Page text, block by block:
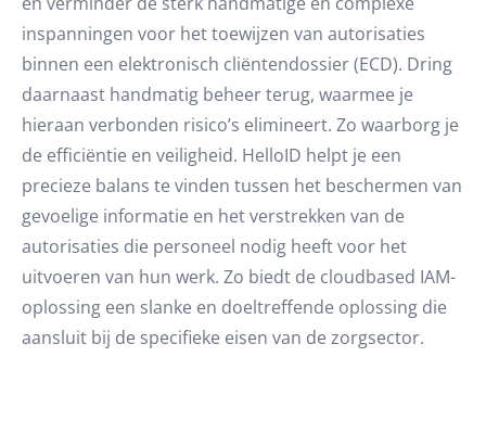
inspanningen voor het toewijzen van autorisaties
binnen een elektronisch cliëntendossier (ECD). Dring
daarnaast handmatig beheer terug, waarmee je
hieraan verbonden risico’s elimineert. Zo waarborg je
de efficiëntie en veiligheid. HelloID helpt je een
precieze balans te vinden tussen het beschermen van
gevoelige informatie en het verstrekken van de
autorisaties die personeel nodig heeft voor het
uitvoeren van hun werk. Zo biedt de cloudbased IAM-
oplossing een slanke en doeltreffende oplossing die
aansluit bij de specifieke eisen van de zorgsector.